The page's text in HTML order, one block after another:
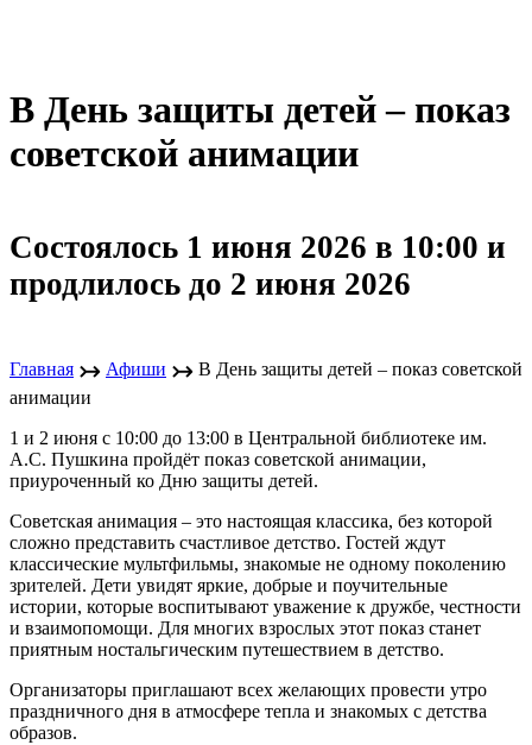
В День защиты детей – показ
советской анимации
Состоялось 1 июня 2026 в 10:00 и
продлилось до 2 июня 2026
Главная ↣ Афиши ↣ В День защиты детей – показ советской
анимации
1 и 2 июня с 10:00 до 13:00 в Центральной библиотеке им.
А.С. Пушкина пройдёт показ советской анимации,
приуроченный ко Дню защиты детей.
Советская анимация – это настоящая классика, без которой
сложно представить счастливое детство. Гостей ждут
классические мультфильмы, знакомые не одному поколению
зрителей. Дети увидят яркие, добрые и поучительные
истории, которые воспитывают уважение к дружбе, честности
и взаимопомощи. Для многих взрослых этот показ станет
приятным ностальгическим путешествием в детство.
Организаторы приглашают всех желающих провести утро
праздничного дня в атмосфере тепла и знакомых с детства
образов.